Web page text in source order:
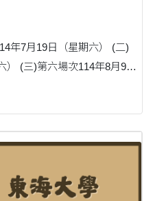
年7月19日（星期六） (二)
） (三)第六場次114年8月9日
23日（星期六） 二、活動
區光復北路100巷3....